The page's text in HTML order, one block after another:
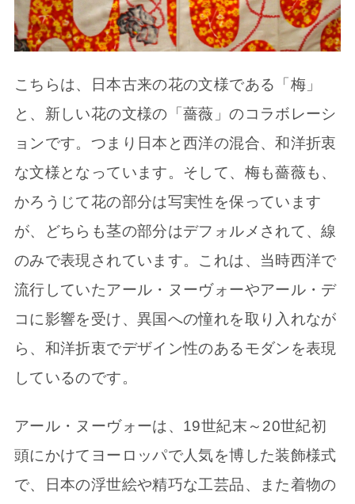
こちらは、日本古来の花の文様である「梅」
と、新しい花の文様の「薔薇」のコラボレーシ
ョンです。つまり日本と西洋の混合、和洋折衷
な文様となっています。そして、梅も薔薇も、
かろうじて花の部分は写実性を保っています
が、どちらも茎の部分はデフォルメされて、線
のみで表現されています。これは、当時西洋で
流行していたアール・ヌーヴォーやアール・デ
コに影響を受け、異国への憧れを取り入れなが
ら、和洋折衷でデザイン性のあるモダンを表現
しているのです。
アール・ヌーヴォーは、19世紀末～20世紀初
頭にかけてヨーロッパで人気を博した装飾様式
で、日本の浮世絵や精巧な工芸品、また着物の